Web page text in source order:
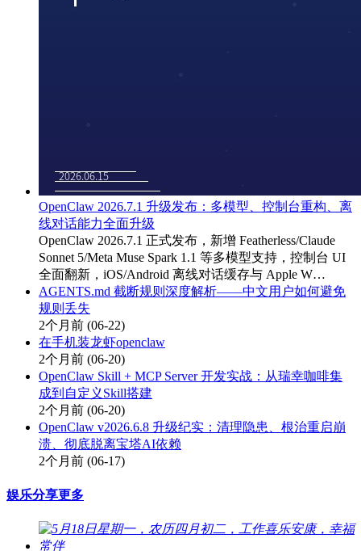
OpenClaw 2026.7.1 升级发布：多模型、控制台重构、离
线对话能力全面升级
OpenClaw 2026.7.1 正式发布，新增 Featherless/Claude
Sonnet 5/Meta Muse Spark 1.1 等多模型支持，控制台 UI
全面翻新，iOS/Android 离线对话缓存与 Apple W…
AGENTS.md 截断规则深度解析——中文用户如何避免
规则丢失
2个月前 (06-22)
在手机装龙虾openclaw
2个月前 (06-20)
OpenClaw Skill + MCP Server 开发实战：从瑞幸咖啡集
成到自定义Skill搭建
2个月前 (06-20)
OpenClaw v2026.6.8 升级纪实：清理隐患、根治重启崩
溃、彻底脱离宝塔AI依赖
2个月前 (06-17)
娱乐分享更多